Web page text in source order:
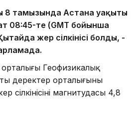
8 тамызында Астана уақыты
08:45-те (GMT бойынша
жер сілкінісі болды, -
Геофизикалық
деректер орталығының
сілкінісінің магнитудасы 4,8